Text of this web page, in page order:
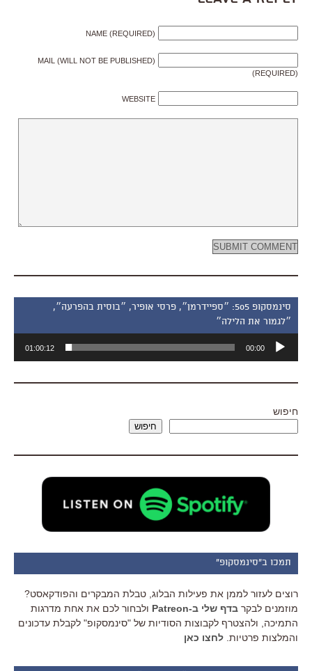
NAME (REQUIRED)
MAIL (WILL NOT BE PUBLISHED)
(REQUIRED)
WEBSITE
סינמסקופ 505: ״ספיידרמן״, פרסי אופיר, ״בוסית בהפרעה״,
״לגמור את הלילה״
אודיו
00:00
01:00:12
חיפוש
חיפוש
תמכו ב"סינמסקופ"
רוצים לעזור לממן את פעילות הבלוג, טבלת המבקרים והפודקאסט?
מוזמנים לבקר בדף שלי ב-Patreon
ולבחור לכם את אחת מדרגות
התמיכה, ולהצטרף לקבוצות הסודיות של "סינמסקופ" לקבלת עדכונים
והמלצות פרטיות. לחצו כאן